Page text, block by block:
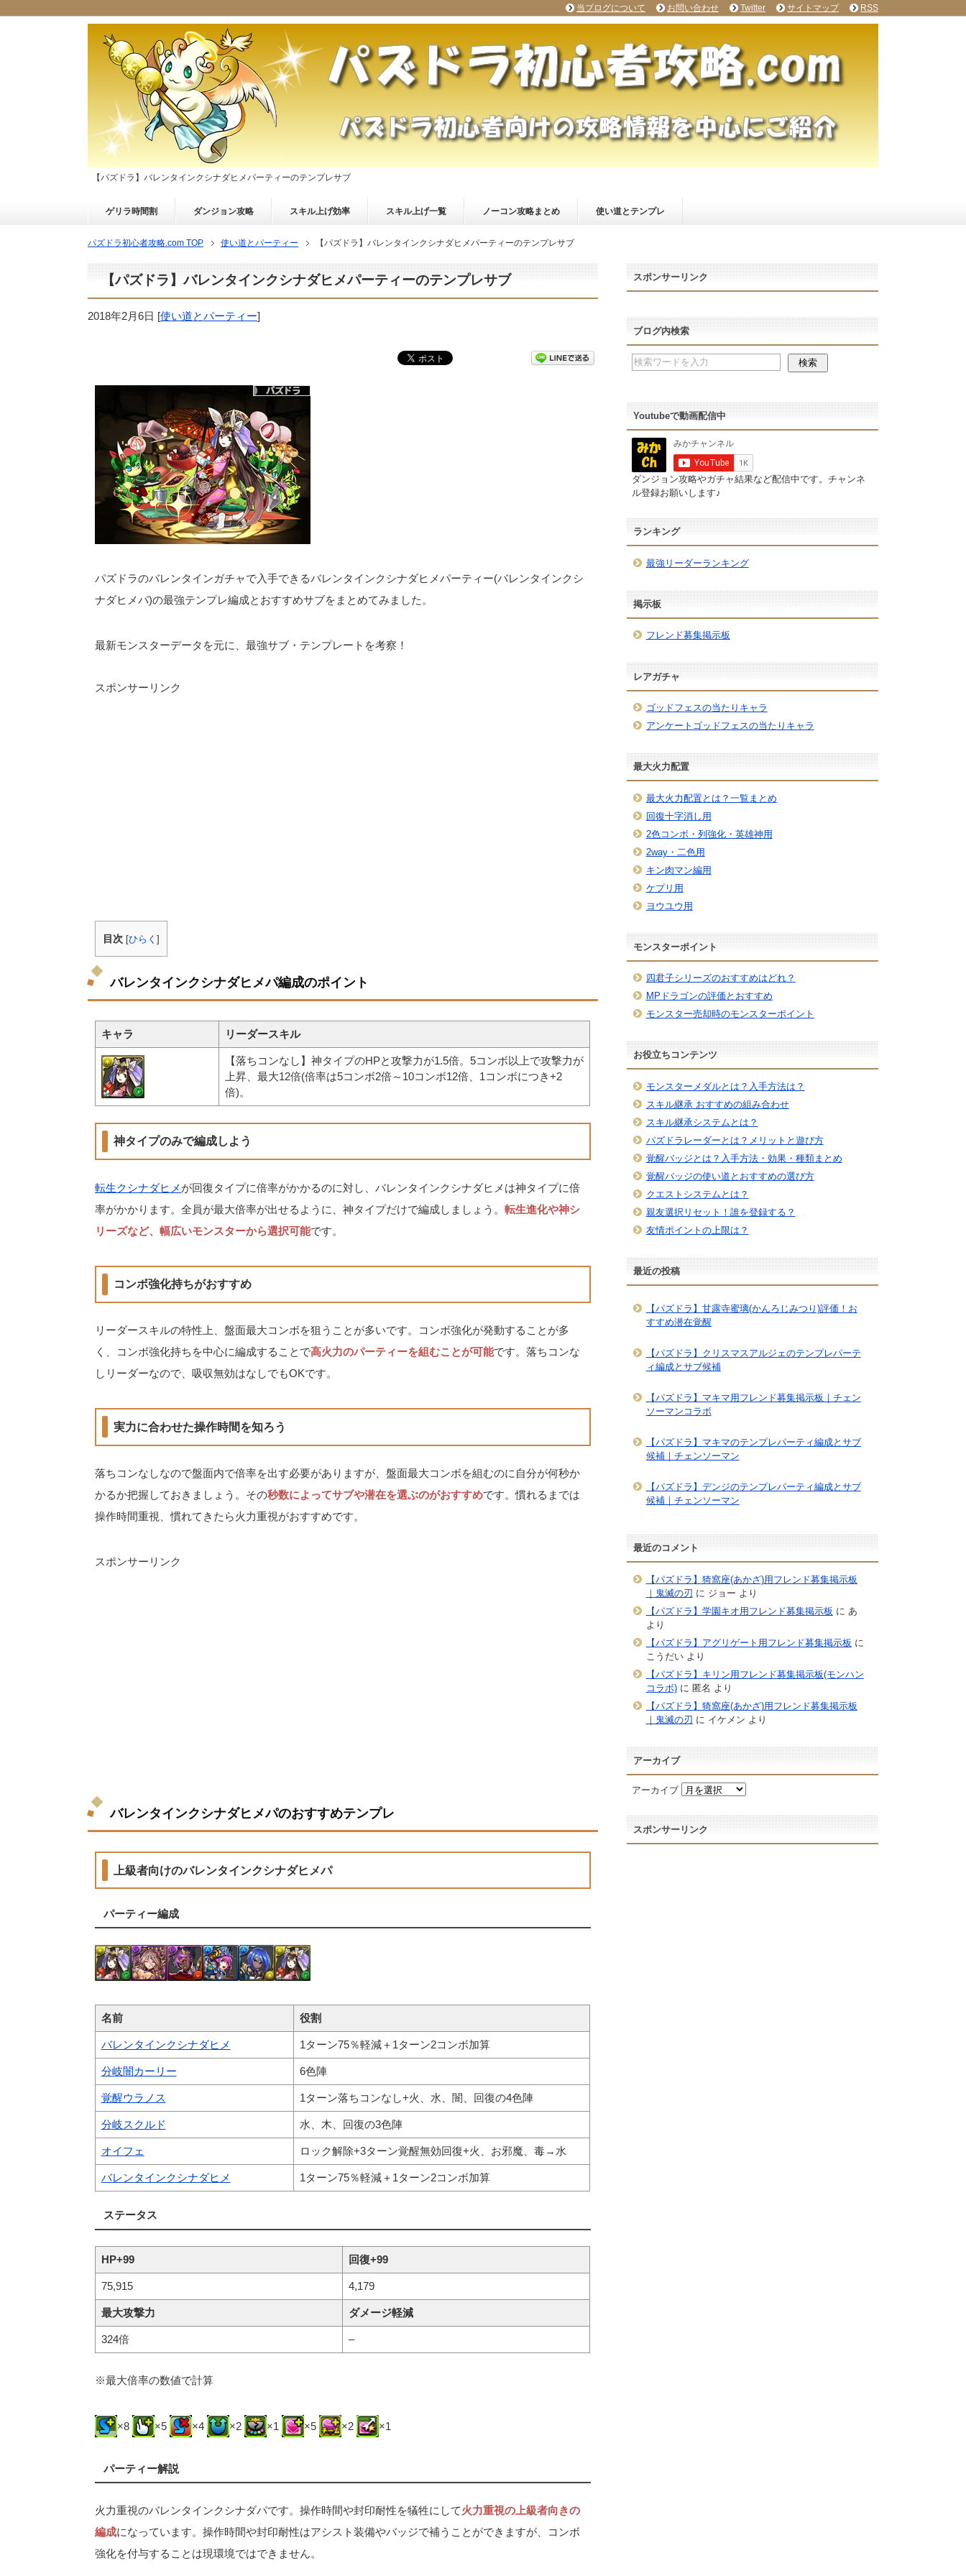
【パズドラ】バレンタインクシナダヒメパーティーのテンプレサブ
ゲリラ時間割 ダンジョン攻略 スキル上げ効率 スキル上げ一覧 ノーコン攻略まとめ 使い道とテンプレ
パズドラ初心者攻略.com TOP 使い道とパーティー 【パズドラ】バレンタインクシナダヒメパーティーのテンプレサブ
【パズドラ】バレンタインクシナダヒメパーティーのテンプレサブ
2018年2月6日 [使い道とパーティー]
パズドラのバレンタインガチャで入手できるバレンタインクシナダヒメパーティー(バレンタインクシ
ナダヒメパ)の最強テンプレ編成とおすすめサブをまとめてみました。
最新モンスターデータを元に、最強サブ・テンプレートを考察！
スポンサーリンク
目次 [ひらく ]
バレンタインクシナダヒメパ編成のポイント
キャラ リーダースキル
【落ちコンなし】神タイプのHPと攻撃力が1.5倍。5コンボ以上で攻撃力が
上昇、最大12倍(倍率は5コンボ2倍～10コンボ12倍、1コンボにつき+2
倍)。
神タイプのみで編成しよう
転生クシナダヒメ が回復タイプに倍率がかかるのに対し、バレンタインクシナダヒメは神タイプに倍
率がかかります。全員が最大倍率が出せるように、神タイプだけで編成しましょう。 転生進化や神シ
リーズなど、幅広いモンスターから選択可能です。
コンボ強化持ちがおすすめ
リーダースキルの特性上、盤面最大コンボを狙うことが多いです。コンボ強化が発動することが多
く、コンボ強化持ちを中心に編成することで高火力のパーティーを組むことが可能です。落ちコンな
しリーダーなので、吸収無効はなしでもOKです。
実力に合わせた操作時間を知ろう
落ちコンなしなので盤面内で倍率を出す必要がありますが、盤面最大コンボを組むのに自分が何秒か
かるか把握しておきましょう。その秒数によってサブや潜在を選ぶのがおすすめです。慣れるまでは
操作時間重視、慣れてきたら火力重視がおすすめです。
スポンサーリンク
バレンタインクシナダヒメパのおすすめテンプレ
上級者向けのバレンタインクシナダヒメパ
パーティー編成
名前 役割
バレンタインクシナダヒメ 1ターン75％軽減＋1ターン2コンボ加算
分岐闇カーリー 6色陣
覚醒ウラノス 1ターン落ちコンなし+火、水、闇、回復の4色陣
分岐スクルド 水、木、回復の3色陣
オイフェ ロック解除+3ターン覚醒無効回復+火、お邪魔、毒→水
バレンタインクシナダヒメ 1ターン75％軽減＋1ターン2コンボ加算
ステータス
HP+99 回復+99
75,915 4,179
最大攻撃力 ダメージ軽減
324倍 –
※最大倍率の数値で計算
×8 ×5 ×4 ×2 ×1 ×5 ×2 ×1
パーティー解説
火力重視のバレンタインクシナダパです。操作時間や封印耐性を犠牲にして火力重視の上級者向きの
編成になっています。操作時間や封印耐性はアシスト装備やバッジで補うことができますが、コンボ
強化を付与することは現環境ではできません。
スポンサーリンク
ブログ内検索
Youtubeで動画配信中
ダンジョン攻略やガチャ結果など配信中です。チャンネ
ル登録お願いします♪
ランキング
最強リーダーランキング
掲示板
フレンド募集掲示板
レアガチャ
ゴッドフェスの当たりキャラ
アンケートゴッドフェスの当たりキャラ
最大火力配置
最大火力配置とは？一覧まとめ
回復十字消し用
2色コンボ・列強化・英雄神用
2way・二色用
キン肉マン編用
ケプリ用
ヨウユウ用
モンスターポイント
四君子シリーズのおすすめはどれ？
MPドラゴンの評価とおすすめ
モンスター売却時のモンスターポイント
お役立ちコンテンツ
モンスターメダルとは？入手方法は？
スキル継承 おすすめの組み合わせ
スキル継承システムとは？
パズドラレーダーとは？メリットと遊び方
覚醒バッジとは？入手方法・効果・種類まとめ
覚醒バッジの使い道とおすすめの選び方
クエストシステムとは？
親友選択リセット！誰を登録する？
友情ポイントの上限は？
最近の投稿
【パズドラ】甘露寺蜜璃(かんろじみつり)評価！お
すすめ潜在覚醒
【パズドラ】クリスマスアルジェのテンプレパーテ
ィ編成とサブ候補
【パズドラ】マキマ用フレンド募集掲示板｜チェン
ソーマンコラボ
【パズドラ】マキマのテンプレパーティ編成とサブ
候補｜チェンソーマン
【パズドラ】デンジのテンプレパーティ編成とサブ
候補｜チェンソーマン
最近のコメント
【パズドラ】猗窩座(あかざ)用フレンド募集掲示板
｜鬼滅の刃 に ジョー より
【パズドラ】学園キオ用フレンド募集掲示板 に あ
より
【パズドラ】アグリゲート用フレンド募集掲示板 に
こうだいより
【パズドラ】キリン用フレンド募集掲示板(モンハン
コラボ)に 匿名 より
【パズドラ】猗窩座(あかざ)用フレンド募集掲示板
｜鬼滅の刃 に イケメン より
アーカイブ
アーカイブ
スポンサーリンク
当ブログについて お問い合わせ Twitter サイトマップ RSS